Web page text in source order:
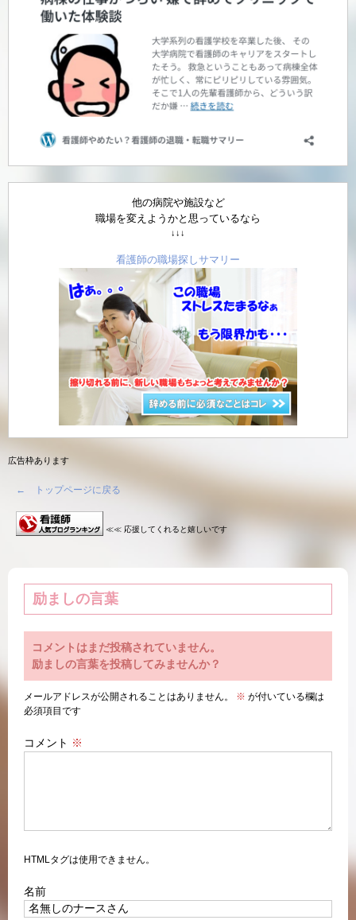
他の病院や施設など
職場を変えようかと思っているなら
↓↓↓
看護師の職場探しサマリー
広告枠あります
← トップページに戻る
≪≪ 応援してくれると嬉しいです
励ましの言葉
コメントはまだ投稿されていません。
励ましの言葉を投稿してみませんか？
メールアドレスが公開されることはありません。 ※ が付いている欄は
必須項目です
コメント ※
HTMLタグは使用できません。
名前